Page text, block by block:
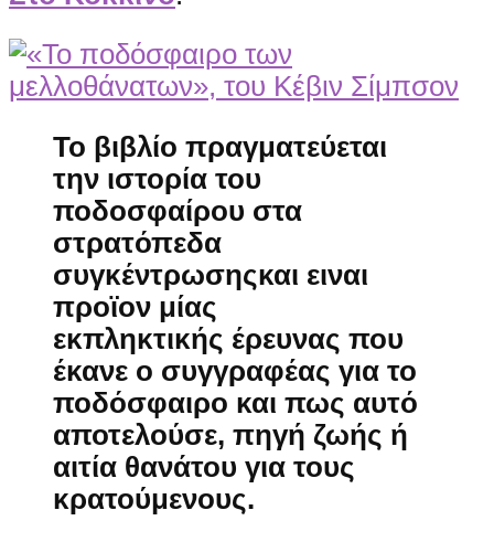
Το βιβλίο πραγματεύεται
την ιστορία του
ποδοσφαίρου στα
στρατόπεδα
συγκέντρωσηςκαι ειναι
προϊον μίας
εκπληκτικής έρευνας που
έκανε ο συγγραφέας για το
ποδόσφαιρο και πως αυτό
αποτελούσε, πηγή ζωής ή
αιτία θανάτου για τους
κρατούμενους.